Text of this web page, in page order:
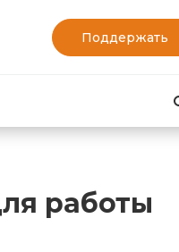
Поддержать
работы